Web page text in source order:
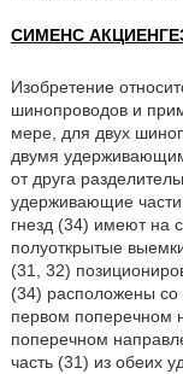
СИМЕНС
Изобретение
шинопроводов и
мере, для двух
двумя
от друга
удерживающие
гнезд (34) имеют на
полуоткрытые
(31, 32)
(34) расположены со
первом поперечном
поперечном
часть (31) из обеих